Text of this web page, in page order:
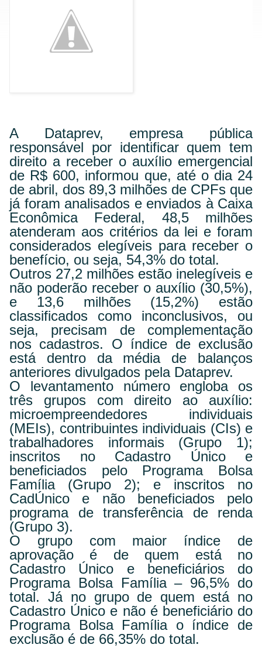
A Dataprev, empresa pública
responsável por identificar quem tem
direito a receber o auxílio emergencial
de R$ 600, informou que, até o dia 24
de abril, dos 89,3 milhões de CPFs que
já foram analisados e enviados à Caixa
Econômica Federal, 48,5 milhões
atenderam aos critérios da lei e foram
considerados elegíveis para receber o
benefício, ou seja, 54,3% do total.
Outros 27,2 milhões estão inelegíveis e
não poderão receber o auxílio (30,5%),
e 13,6 milhões (15,2%) estão
classificados como inconclusivos, ou
seja, precisam de complementação
nos cadastros. O índice de exclusão
está dentro da média de balanços
anteriores divulgados pela Dataprev.
O levantamento número engloba os
três grupos com direito ao auxílio:
microempreendedores individuais
(MEIs), contribuintes individuais (CIs) e
trabalhadores informais (Grupo 1);
inscritos no Cadastro Único e
beneficiados pelo Programa Bolsa
Família (Grupo 2); e inscritos no
CadÚnico e não beneficiados pelo
programa de transferência de renda
(Grupo 3).
O grupo com maior índice de
aprovação é de quem está no
Cadastro Único e beneficiários do
Programa Bolsa Família – 96,5% do
total. Já no grupo de quem está no
Cadastro Único e não é beneficiário do
Programa Bolsa Família o índice de
exclusão é de 66,35% do total.